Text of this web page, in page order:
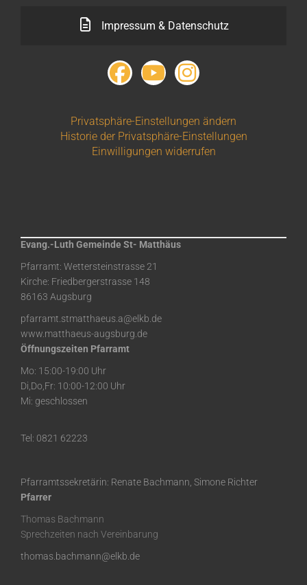
Impressum & Datenschutz
Privatsphäre-Einstellungen ändern
Historie der Privatsphäre-Einstellungen
Einwilligungen widerrufen
Evang.-Luth Gemeinde St- Matthäus
Pfarramt: Wettersteinstrasse 21
Kirche: Friedbergerstrasse 148
86163 Augsburg
pfarramt.stmatthaeus.a@elkb.de
www.matthaeus-augsburg.de
Öffnungszeiten Pfarramt
Mo: 15:00-19:00 Uhr
Di,Do,Fr: 10:00-12:00 Uhr
Mi: geschlossen
Tel: 0821 62223
Pfarramtssekretärin: Renate Bachmann, Simone Richter
Pfarrer
Thomas Bachmann
Sprechzeiten nach Vereinbarung
thomas.bachmann@elkb.de